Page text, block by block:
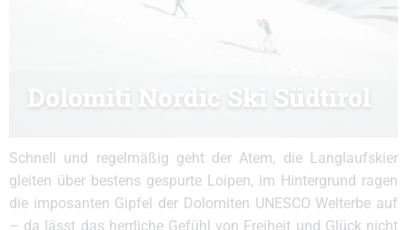
Dolomiti Nordic Ski Südtirol
Schnell und regelmäßig geht der Atem, die Langlaufskier
gleiten über bestens gespurte Loipen, im Hintergrund ragen
die imposanten Gipfel der Dolomiten UNESCO Welterbe auf
– da lässt das herrliche Gefühl von Freiheit und Glück nicht